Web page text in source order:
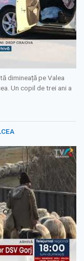
dimineață pe Valea
Un copil de trei ani a